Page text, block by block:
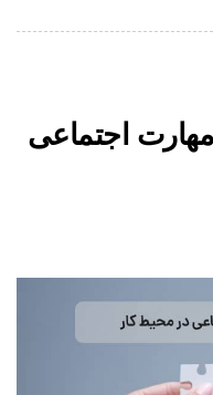
مهارت اجتماعی